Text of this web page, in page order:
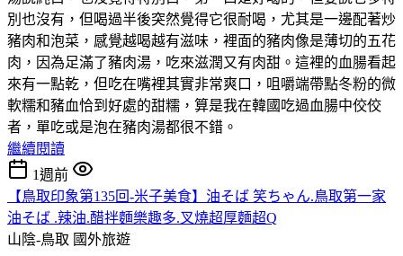
別也沒有，但喝過半後突然覺得它很耐喝，尤其是一邊配著炒
豬肉和泡菜，感覺越喝越有滋味，裡面的豬肉像是薄切的五花
肉，因為足滿了豬肉湯，吃來滋潤又有肉甜。這裡的血腸看起
來有一點乾，但吃在嘴裡其實非常爽口，咀嚼端帶點冬粉的微
軟糯和豬血恰到好處的甜糯，算是我在韓國吃過血腸中佼佼
者，單吃或是泡在豬肉湯都很不錯。
繼續閱讀
1週前
【鳥取印象第135回-米子美食】油そば 笑ちゃん.鳥取第一家
油そば .辣油.醋拌麵樂趣多.叉燒超厚麵超Q
山陰-鳥取 國外旅遊